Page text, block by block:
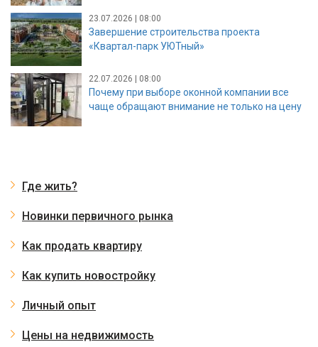
23.07.2026 | 08:00
Завершение строительства проекта
«Квартал-парк УЮТный»
22.07.2026 | 08:00
Почему при выборе оконной компании все
чаще обращают внимание не только на цену
Где жить?
Новинки первичного рынка
Как продать квартиру
Как купить новостройку
Личный опыт
Цены на недвижимость